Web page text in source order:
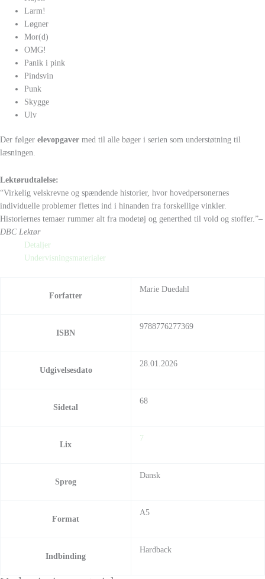
Larm!
Løgner
Mor(d)
OMG!
Panik i pink
Pindsvin
Punk
Skygge
Ulv
Der følger elevopgaver med til alle bøger i serien som understøtning til
læsningen.
Lektørudtalelse:
“Virkelig velskrevne og spændende historier, hvor hovedpersonernes
individuelle problemer flettes ind i hinanden fra forskellige vinkler.
Historiernes temaer rummer alt fra modetøj og generthed til vold og stoffer.”–
DBC Lektør
Detaljer
Undervisningsmaterialer
Forfatter
Marie Duedahl
ISBN
9788776277369
Udgivelsesdato
28.01.2026
Sidetal
68
Lix
7
Sprog
Dansk
Format
A5
Indbinding
Hardback